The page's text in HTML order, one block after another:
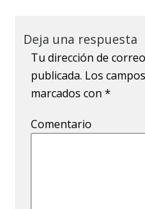
Deja una respuesta
Tu dirección de
publicada. Los
marcados con*
Comentario